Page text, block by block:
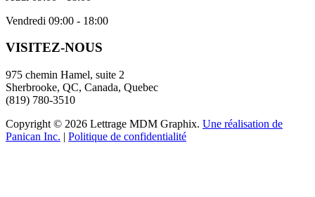
Vendredi 09:00 - 18:00
VISITEZ-NOUS
975 chemin Hamel, suite 2
Sherbrooke, QC, Canada, Quebec
(819) 780-3510
Copyright © 2026 Lettrage MDM Graphix. Une réalisation de
Panican Inc. | Politique de confidentialité